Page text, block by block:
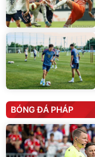
BÓNG ĐÁ PHÁP